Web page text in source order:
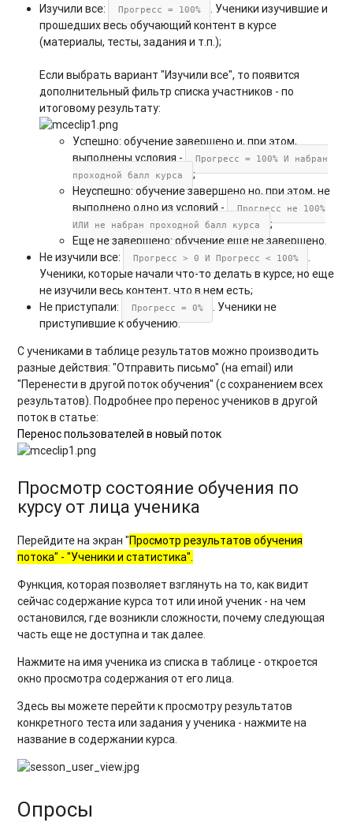
Изучили все:
Прогресс = 100%
. Ученики изучившие и
прошедших весь обучающий контент в курсе
(материалы, тесты, задания и т.п.);
Если выбрать вариант "Изучили все", то появится
дополнительный фильтр списка участников - по
итоговому результату:
Успешно: обучение завершено и, при этом,
выполнены условия -
Прогресс = 100% И набран
проходной балл курса
;
Неуспешно: обучение завершено но, при этом, не
выполнено одно из условий -
Прогресс не 100%
ИЛИ не набран проходной балл курса
;
Еще не завершено: обучение еще не завершено.
Не изучили все:
Прогресс > 0 И Прогресс < 100%
.
Ученики, которые начали что-то делать в курсе, но еще
не изучили весь контент, что в нем есть;
Не приступали:
Прогресс = 0%
. Ученики не
приступившие к обучению.
С учениками в таблице результатов можно производить
разные действия: "Отправить письмо" (на email) или
"Перенести в другой поток обучения" (с сохранением всех
результатов). Подробнее про перенос учеников в другой
поток в статье:
Перенос пользователей в новый поток
Просмотр состояние обучения по
курсу от лица ученика
Перейдите на экран "Просмотр результатов обучения
потока" - "Ученики и статистика".
Функция, которая позволяет взглянуть на то, как видит
сейчас содержание курса тот или иной ученик - на чем
остановился, где возникли сложности, почему следующая
часть еще не доступна и так далее.
Нажмите на имя ученика из списка в таблице - откроется
окно просмотра содержания от его лица.
Здесь вы можете перейти к просмотру результатов
конкретного теста или задания у ученика - нажмите на
название в содержании курса.
Опросы